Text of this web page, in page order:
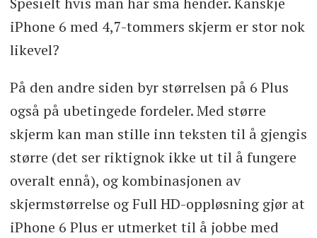
iPhone 6 med 4,7-tommers skjerm er stor nok
likevel?
På den andre siden byr størrelsen på 6 Plus
også på ubetingede fordeler. Med større
skjerm kan man stille inn teksten til å gjengis
større (det ser riktignok ikke ut til å fungere
overalt ennå), og kombinasjonen av
skjermstørrelse og Full HD-oppløsning gjør at
iPhone 6 Plus er utmerket til å jobbe med